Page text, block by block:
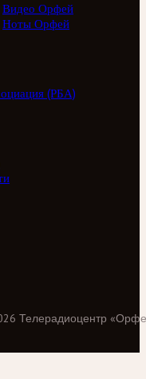
Видео Орфей
Ноты Орфей
(РБА)
Телерадиоцентр